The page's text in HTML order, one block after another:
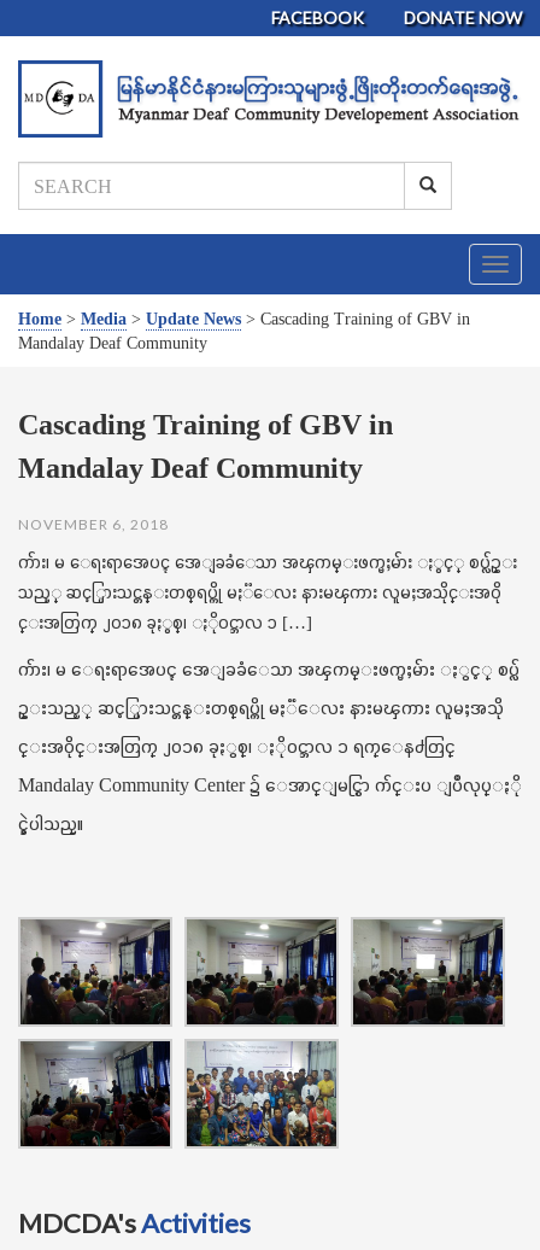
FACEBOOK DONATE NOW
T
o
t
i
o
Home > Media > Update News > Cascading Training of GBV in
Mandalay Deaf Community
Cascading Training of GBV in
Mandalay Deaf Community
NOVEMBER 6, 2018
က်ား၊ မ ေရးရာအေပၚ အေျခခံေသာ အၾကမ္းဖက္မႈမ်ား ႏွင့္ စပ္လ်ဥ္း
သည့္ ဆင့္ပြားသင္တန္းတစ္ရပ္ကို မႏၱေလး နားမၾကား လူမႈအသိုင္းအဝို
င္းအတြက္ ၂၀၁၈ ခုႏွစ္၊ ႏိုဝင္ဘာလ ၁ […]
က်ား၊ မ ေရးရာအေပၚ အေျခခံေသာ အၾကမ္းဖက္မႈမ်ား ႏွင့္ စပ္လ်
ဥ္းသည့္ ဆင့္ပြားသင္တန္းတစ္ရပ္ကို မႏၱေလး နားမၾကား လူမႈအသို
င္းအဝိုင္းအတြက္ ၂၀၁၈ ခုႏွစ္၊ ႏိုဝင္ဘာလ ၁ ရက္ေန႕တြင္
Mandalay Community Center ၌ ေအာင္ျမင္စြာ က်င္းပ ျပဳလုပ္ႏို
င္ခဲ့ပါသည္။
MDCDA'sActivities